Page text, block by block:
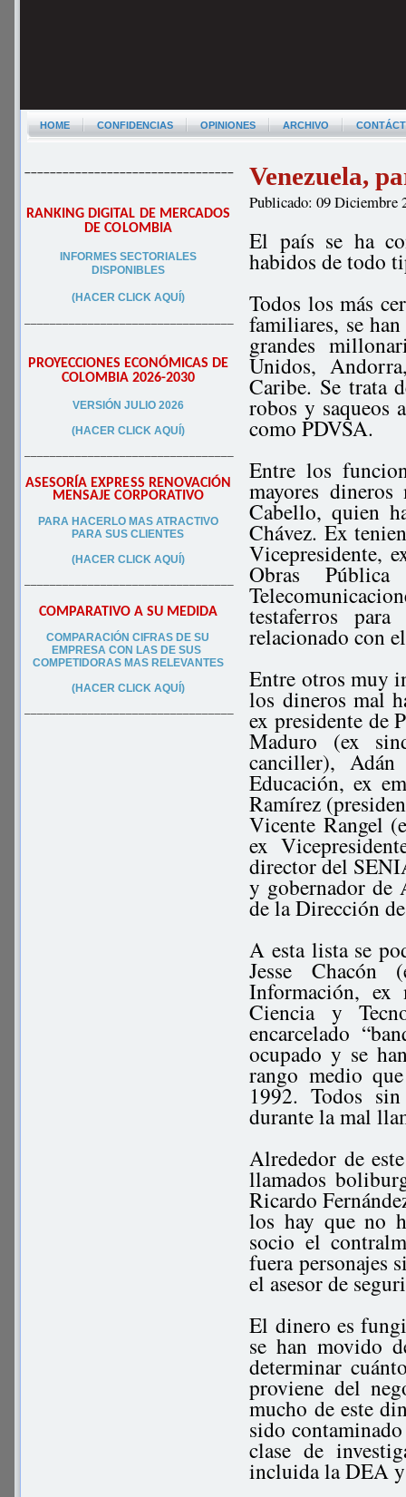
HOME CONFIDENCIAS OPINIONES ARCHIVO
–––––––––––––––––––––––––––––––––
RANKING DIGITAL DE MERCADOS
DE COLOMBIA
INFORMES SECTORIALES
DISPONIBLES
(HACER CLICK AQUÍ)
–––––––––––––––––––––––––––––––––
PROYECCIONES ECONÓMICAS DE
COLOMBIA 2026-2030
VERSIÓN JULIO 2026
(HACER CLICK AQUÍ)
–––––––––––––––––––––––––––––––––
ASESORÍA EXPRESS RENOVACIÓN
MENSAJE CORPORATIVO
PARA HACERLO MAS ATRACTIVO
PARA SUS CLIENTES
(HACER CLICK AQUÍ)
–––––––––––––––––––––––––––––––––
COMPARATIVO A SU MEDIDA
COMPARACIÓN CIFRAS DE SU
EMPRESA CON LAS DE SUS
COMPETIDORAS MAS RELEVANTES
(HACER CLICK AQUÍ)
–––––––––––––––––––––––––––––––––
Venezuela,
Publicado: 09 Diciembre
El país se ha
habidos de todo
Todos los más
familiares, se
grandes
Unidos,
Caribe. Se trata
robos y saqueos
como PDVSA.
Entre los
mayores
Cabello, quien
Chávez. Ex
Vicepresidente,
Obras
testaferros
relacionado con
Entre otros muy
los dineros mal
ex presidente de
Maduro (ex
canciller),
Educación, ex
Ramírez
Vicente Rangel
ex
director del
y gobernador de
de la Dirección
A esta lista se
Jesse Chacón
Información,
Ciencia y
encarcelado
ocupado y se
rango medio
1992. Todos
durante la mal
Alrededor de
llamados
Ricardo
los hay que no
socio el
fuera personajes
el asesor de
El dinero es
se han movido
determinar
proviene del
mucho de este
sido
clase de
incluida la DEA y